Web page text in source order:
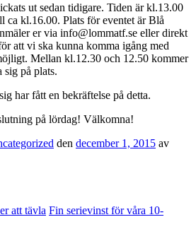
ut sedan tidigare. Tiden är kl.13.00
ca kl.16.00. Plats för eventet är Blå
er via info@lommatf.se eller direkt
att vi ska kunna komma igång med
Mellan kl.12.30 och 12.50 kommer
sig på plats.
har fått en bekräftelse på detta.
på lördag! Välkomna!
den december 1, 2015 av
att tävla Fin serievinst för våra 10-